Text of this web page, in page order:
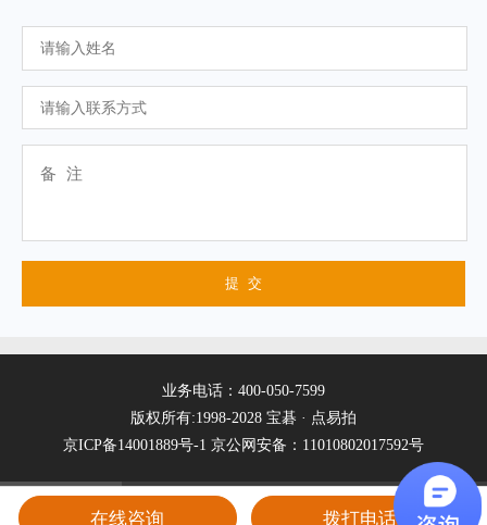
业务电话：400-050-7599
版权所有:1998-2028 宝碁 · 点易拍
京ICP备14001889号-1 京公网安备：11010802017592号
在线咨询 拨打电话